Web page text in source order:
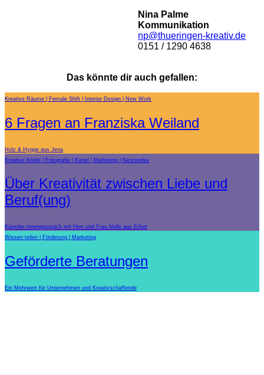
Nina Palme
Kommunikation
np@thueringen-kreativ.de
0151 / 1290 4638
Das könnte dir auch gefallen:
Kreative Räume Female Shift Interior Design New Work
6 Fragen an Franziska Weiland
Holz & Hygge aus Jena
Kreative Köpfe
Fotografie Kunst Marketing Netzwerke
Über Kreativität zwischen Liebe und
Beruf(ung)
Künstler:innengespräch mit Herr und Frau Nolle aus Erfurt
Wissen teilen
Förderung Marketing
Geförderte Beratungen
Ein Mehrwert für Unternehmen und Kreativschaffende